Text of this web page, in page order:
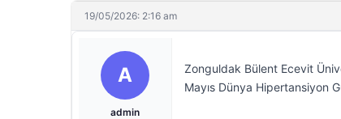
19/05/2026: 2:16 am
A
admin
Zonguldak Bülent Ecevit
Mayıs Dünya Hipertansiyon